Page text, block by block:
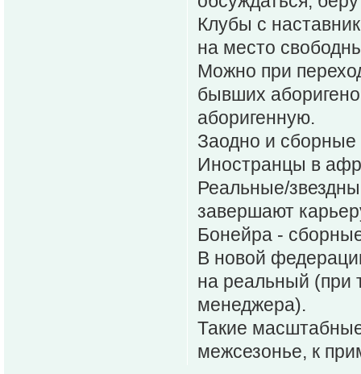
Клубы с
на место
Можно при
бывших
аборигенную.
Заодно и сборные
Иностранцы в
Реальные/
завершают
Бонейра -
В новой
на реальный (при
менеджера).
Такие
межсезонье, к